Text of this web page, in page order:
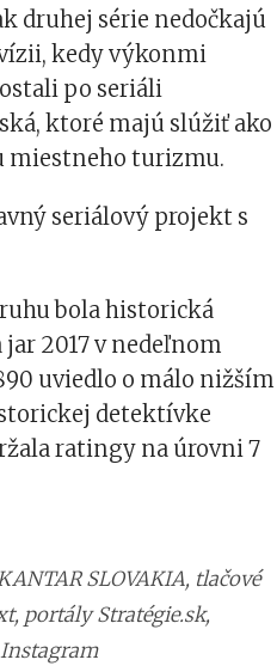
druhej série nedočkajú
kedy výkonmi
po seriáli
ktoré majú slúžiť ako
miestneho turizmu.
seriálový projekt s
bola historická
2017 v nedeľnom
uviedlo o málo nižším
detektívke
ratingy na úrovni 7
SLOVAKIA, tlačové
portály Stratégie.sk,